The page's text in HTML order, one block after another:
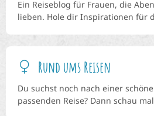
Ein Reiseblog für Frauen, die
lieben. Hole dir Inspirationen für
Rund ums Reisen
Du suchst noch nach einer
passenden Reise? Dann schau